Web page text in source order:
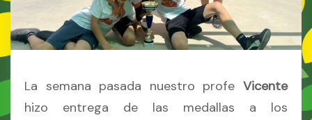
La semana pasada nuestro profe Vicente
hizo entrega de las medallas a los